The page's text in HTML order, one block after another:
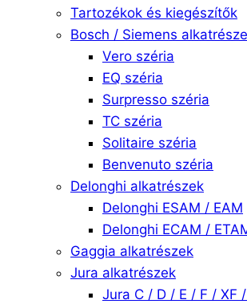
Tartozékok és kiegészítők
Bosch / Siemens
Vero széria
EQ széria
Surpresso széria
TC széria
Solitaire széria
Benvenuto széria
Delonghi alkatrészek
Delonghi ESAM / EAM
Delonghi ECAM /
Gaggia alkatrészek
Jura alkatrészek
Jura C / D / E / F / XF